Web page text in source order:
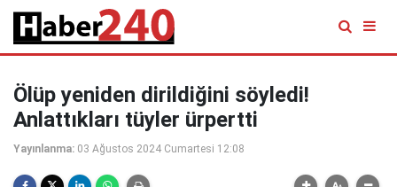
Ölüp yeniden dirildiğini söyledi!
Anlattıkları tüyler ürpertti
Yayınlanma: 03 Ağustos 2024 Cumartesi 12:08